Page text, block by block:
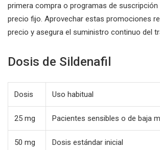
primera compra o programas de suscripción
precio fijo. Aprovechar estas promociones
precio y asegura el suministro continuo del
Dosis de Sildenafil
Dosis Uso habitual
25 mg Pacientes sensibles o de baja
50 mg Dosis estándar inicial